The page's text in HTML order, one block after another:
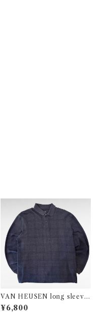
VAN HEUSEN long sleeve
check design polo shirt
¥6,800